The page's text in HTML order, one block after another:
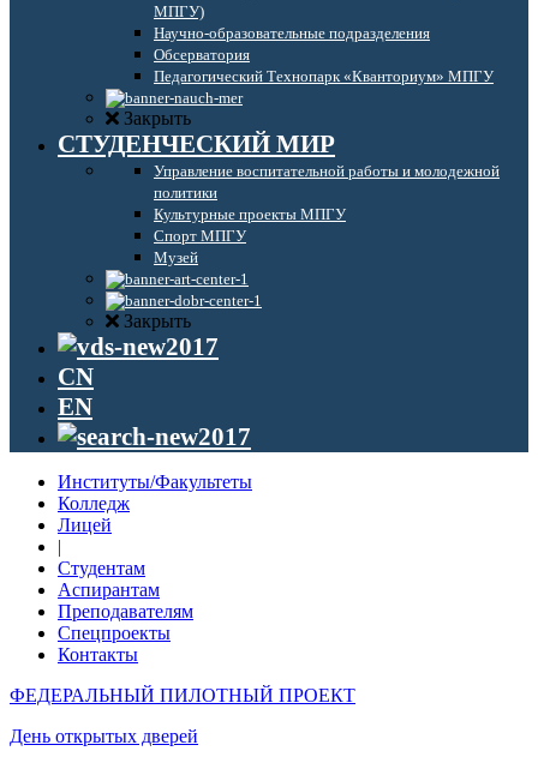
МПГУ)
Научно-образовательные подразделения
Обсерватория
Педагогический Технопарк «Кванториум» МПГУ
Закрыть
СТУДЕНЧЕСКИЙ МИР
Управление воспитательной работы и молодежной
политики
Культурные проекты МПГУ
Спорт МПГУ
Музей
Закрыть
CN
EN
Институты/Факультеты
Колледж
Лицей
|
Студентам
Аспирантам
Преподавателям
Спецпроекты
Контакты
ФЕДЕРАЛЬНЫЙ ПИЛОТНЫЙ ПРОЕКТ
День открытых дверей